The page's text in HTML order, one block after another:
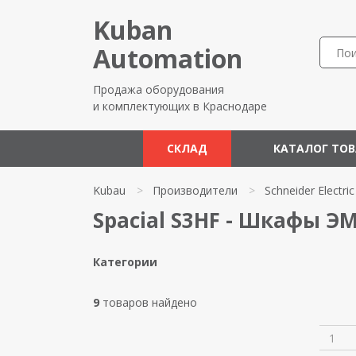
Kuban
Automation
Продажа оборудования
и комплектующих в Краснодаре
СКЛАД КАТАЛОГ
Kubau > Производители > Schneider Electric
Spacial S3HF - Шкафы
Категории
9 товаров найдено
1